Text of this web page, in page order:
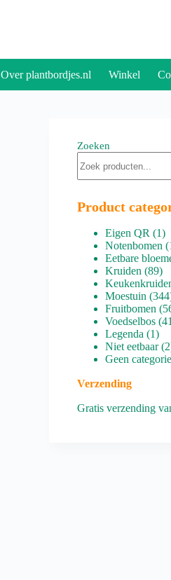
Over plantbordjes.nl Winkel
Zoeken
Product
Eigen QR 11
Notenbomen
Eetbare
Kruiden 8989
Moestuin 344
Fruitbomen
Voedselbos
Legenda 11
Niet eetbaar 2
Geen categorie
Verzending
Gratis verzending